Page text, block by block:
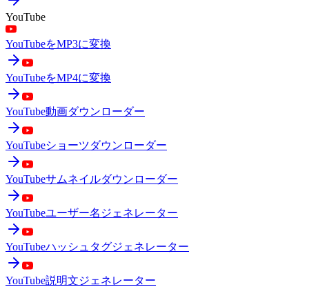
YouTube
YouTubeをMP3に変換
YouTubeをMP4に変換
YouTube動画ダウンローダー
YouTubeショーツダウンローダー
YouTubeサムネイルダウンローダー
YouTubeユーザー名ジェネレーター
YouTubeハッシュタグジェネレーター
YouTube説明文ジェネレーター